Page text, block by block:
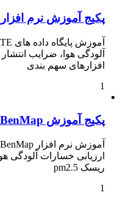
پکیج آموزش نرم افزار SPECIATE 5.0
افزارهای سهم بندی
1
پکیج آموزش BenMap
ریسک pm2.5
1